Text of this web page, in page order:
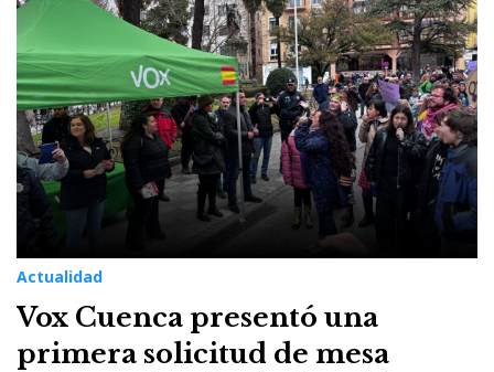
Actualidad
Vox Cuenca presentó una
primera solicitud de mesa